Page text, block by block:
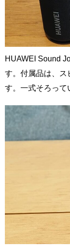
HUAWEI Sound
す。付属品は、ス
す。一式そろって